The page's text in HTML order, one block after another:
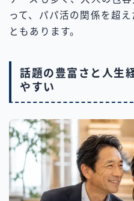
って、パパ活の関係を超
ともあります。
話題の豊富さと人生
やすい